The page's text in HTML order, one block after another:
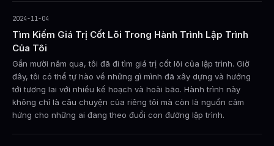
2024-11-04
Tìm Kiếm Giá Trị Cốt Lõi Trong Hành Trình Lập Trình
Của Tôi
Gần mười năm qua, tôi đã đi tìm giá trị cốt lõi của lập trình. Giờ
đây, tôi có thể tự hào về những gì mình đã xây dựng và hướng
tới tương lai với nhiều kế hoạch và hoài bão. Hành trình này
không chỉ là câu chuyện của riêng tôi mà còn là nguồn cảm
hứng cho những ai đang theo đuổi con đường lập trình.